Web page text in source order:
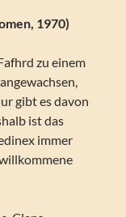
1970)
zu einem
gibt es davon
ist das
immer